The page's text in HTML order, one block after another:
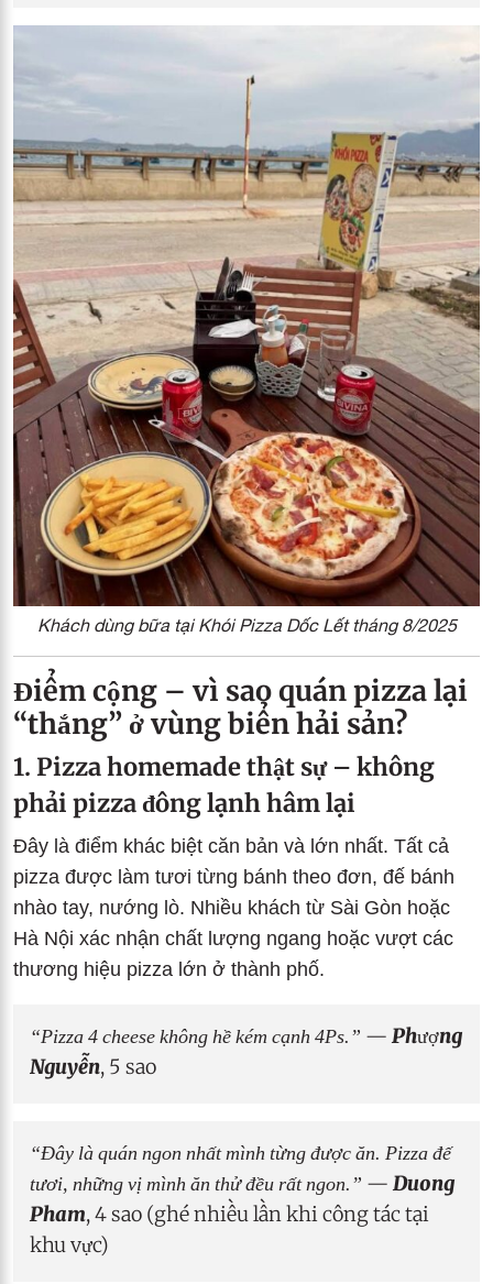
Khách dùng bữa tại Khói Pizza Dốc Lết tháng 8/2025
Điểm cộng – vì sao quán pizza lại
“thắng” ở vùng biển hải sản?
1. Pizza homemade thật sự – không
phải pizza đông lạnh hâm lại
Đây là điểm khác biệt căn bản và lớn nhất. Tất cả
pizza được làm tươi từng bánh theo đơn, đế bánh
nhào tay, nướng lò. Nhiều khách từ Sài Gòn hoặc
Hà Nội xác nhận chất lượng ngang hoặc vượt các
thương hiệu pizza lớn ở thành phố.
“Pizza 4 cheese không hề kém cạnh 4Ps.” — Phượng
Nguyễn, 5 sao
“Đây là quán ngon nhất mình từng được ăn. Pizza đế
tươi, những vị mình ăn thử đều rất ngon.” — Duong
Pham, 4 sao (ghé nhiều lần khi công tác tại
khu vực)